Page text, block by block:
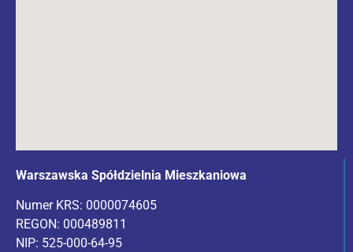
Warszawska Spółdzielnia Mieszkaniowa
Numer KRS: 0000074605
REGON: 000489811
NIP: 525-000-64-95